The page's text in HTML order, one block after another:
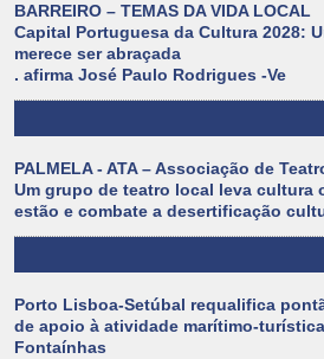
BARREIRO – TEMAS DA VIDA LOCAL
Capital Portuguesa da Cultura 2028:
merece ser abraçada
. afirma José Paulo Rodrigues -Ve
PALMELA - ATA – Associação de
Um grupo de teatro local leva cultura
estão e combate a desertificação
Porto Lisboa-Setúbal requalifica
de apoio à atividade marítimo-
Fontaínhas